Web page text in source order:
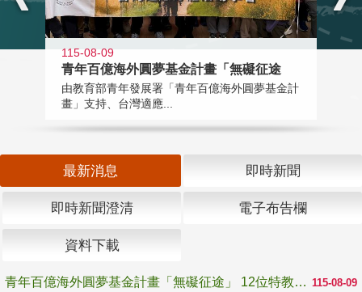
115-08-09
青年百億海外圓夢基金計畫「無礙征途
由教育部青年發展署「青年百億海外圓夢基金計
畫」支持、台灣適應...
最新消息 即時新聞
即時新聞澄清 電子布告欄
資料下載
115-08-09
青年百億海外圓夢基金計畫「無礙征途」 12位特教與弱勢青年勇闖西班牙 跨越感官限制見證生命蛻變